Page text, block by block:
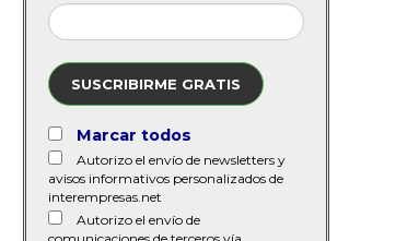
SUSCRIBIRME GRATIS
Marcar todos
Autorizo el envío de newsletters y
avisos informativos personalizados de
interempresas.net
Autorizo el envío de